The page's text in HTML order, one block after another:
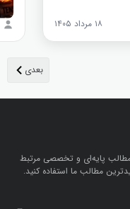
۱۸ مرداد ۱۴۰۵
مطالب پایه‌ای و تخصصی مرتبط
مطالب ما استفاده کنید.